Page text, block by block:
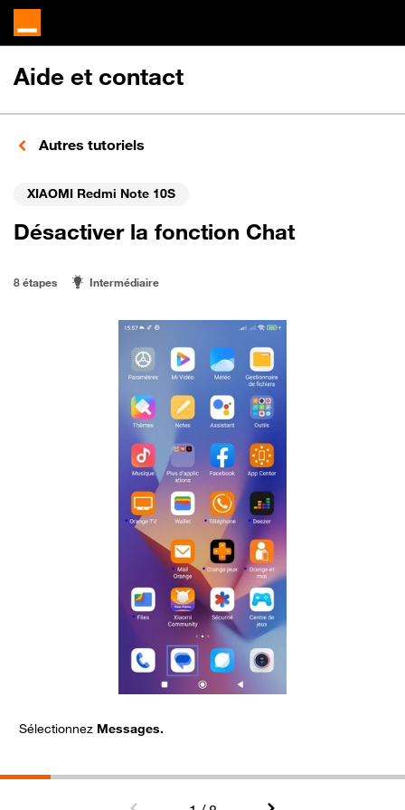
Aide et contact
Autres tutoriels
XIAOMI Redmi Note 10S
Désactiver la fonction Chat
8 étapes Intermédiaire
Sélectionnez Messages.